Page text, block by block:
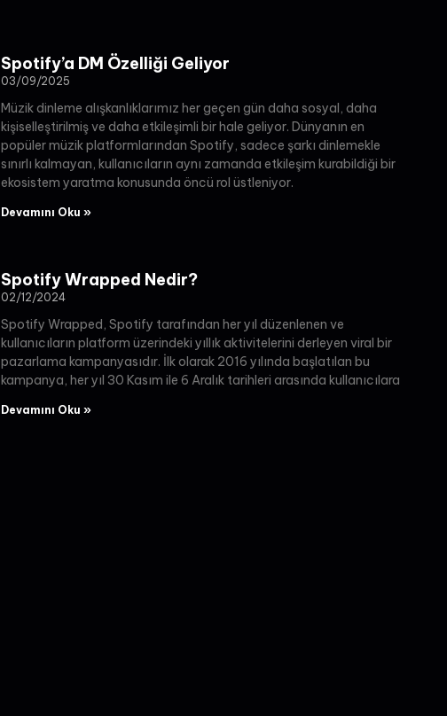
Spotify’a DM Özelliği Geliyor
03/09/2025
Müzik dinleme alışkanlıklarımız her geçen gün daha sosyal, daha
kişiselleştirilmiş ve daha etkileşimli bir hale geliyor. Dünyanın en
popüler müzik platformlarından Spotify, sadece şarkı dinlemekle
sınırlı kalmayan, kullanıcıların aynı zamanda etkileşim kurabildiği bir
ekosistem yaratma konusunda öncü rol üstleniyor.
Devamını Oku »
Spotify Wrapped Nedir?
02/12/2024
Spotify Wrapped, Spotify tarafından her yıl düzenlenen ve
kullanıcıların platform üzerindeki yıllık aktivitelerini derleyen viral bir
pazarlama kampanyasıdır. İlk olarak 2016 yılında başlatılan bu
kampanya, her yıl 30 Kasım ile 6 Aralık tarihleri arasında kullanıcılara
Devamını Oku »